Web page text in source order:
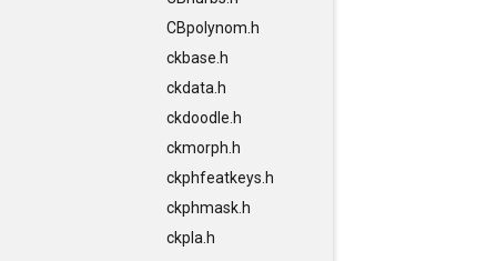
CBpolynom.h
ckbase.h
ckdata.h
ckdoodle.h
ckmorph.h
ckphfeatkeys.h
ckphmask.h
ckpla.h